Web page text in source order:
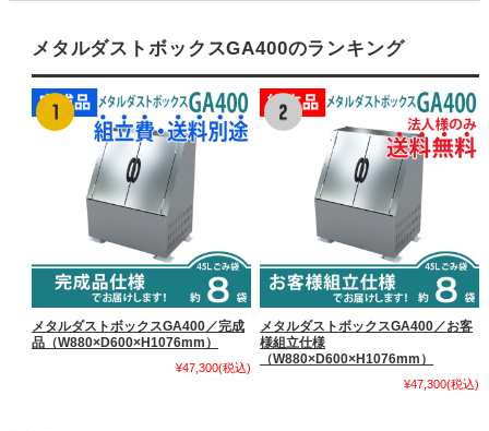
メタルダストボックスGA400のランキング
メタルダストボックスGA400／完成
品（W880×D600×H1076mm）
¥47,300(税込)
メタルダストボックスGA400／お客
様組立仕様
（W880×D600×H1076mm）
¥47,300(税込)